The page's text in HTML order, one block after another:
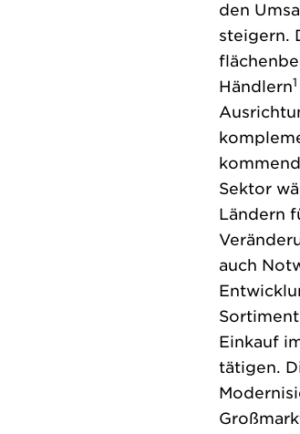
den
steigern.
Händlern1
Sektor
Ländern
auch
Einkauf
tätigen.